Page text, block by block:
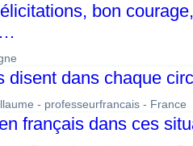
bon
disent dans chaque
- professeurfrancais - France
français dans ces